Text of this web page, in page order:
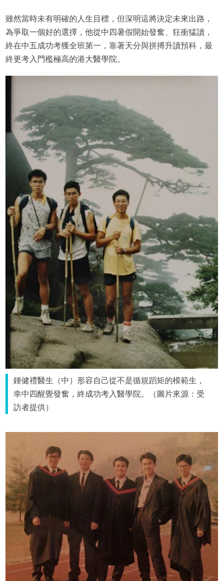
雖然當時未有明確的人生目標，但深明這將決定未來出路，
為爭取一個好的選擇，他從中四暑假開始發奮、狂衝猛讀，
終在中五成功考獲全班第一，靠著天分與拼搏升讀預科，最
終更考入門檻極高的港大醫學院。
鍾健禮醫生（中）形容自己從不是循規蹈矩的模範生，
幸中四醒覺發奮，終成功考入醫學院。（圖片來源：受
訪者提供）